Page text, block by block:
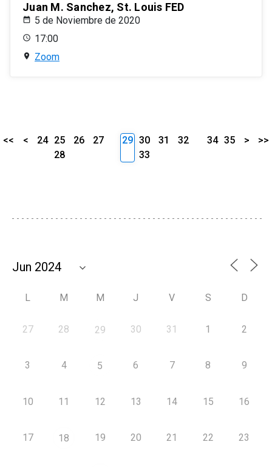
Juan M. Sanchez, St. Louis FED
5 de Noviembre de 2020
17:00
Zoom
<< < 24 25 26
27
28
29 30 31
32
33
34 35 > >>
L M M J V S D
27 28 29 30 31 1 2
3 4 5 6 7 8 9
10 11 12 13 14 15 16
17 18 19 20 21 22 23